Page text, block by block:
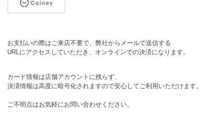
お支払いの際はご来店不要で、弊社からメールで送信する
URLにアクセスしていただき、オンラインでの決済になります。
カード情報は店舗アカウントに残らず、
決済情報は高度に暗号化されますので安心してご利用いただけます。